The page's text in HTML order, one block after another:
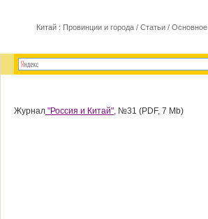
Китай : Провинции и города / Статьи / Основное
Журнал "Россия и Китай", №31 (PDF, 7 Mb)